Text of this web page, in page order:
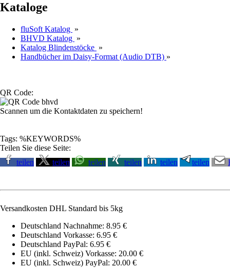
Kataloge
fluSoft Katalog »
BHVD Katalog »
Katalog Blindenstöcke »
Handbücher im Daisy-Format (Audio DTB) »
QR Code:
Scannen um die Kontaktdaten zu speichern!
Tags: %KEYWORDS%
Teilen Sie diese Seite:
teilen
teilen teilen teilen teilen teilen
Versandkosten DHL Standard bis 5kg
Deutschland Nachnahme: 8.95 €
Deutschland Vorkasse: 6.95 €
Deutschland PayPal: 6.95 €
EU (inkl. Schweiz) Vorkasse: 20.00 €
EU (inkl. Schweiz) PayPal: 20.00 €